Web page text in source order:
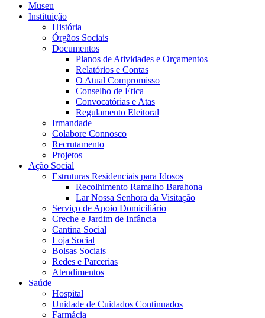
Museu
Instituição
História
Órgãos Sociais
Documentos
Planos de Atividades e Orçamentos
Relatórios e Contas
O Atual Compromisso
Conselho de Ética
Convocatórias e Atas
Regulamento Eleitoral
Irmandade
Colabore Connosco
Recrutamento
Projetos
Ação Social
Estruturas Residenciais para Idosos
Recolhimento Ramalho Barahona
Lar Nossa Senhora da Visitação
Serviço de Apoio Domiciliário
Creche e Jardim de Infância
Cantina Social
Loja Social
Bolsas Sociais
Redes e Parcerias
Atendimentos
Saúde
Hospital
Unidade de Cuidados Continuados
Farmácia